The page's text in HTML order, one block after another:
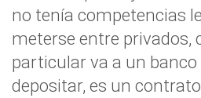
no tenía competencias
meterse entre privados,
particular va a un banco
depositar, es un